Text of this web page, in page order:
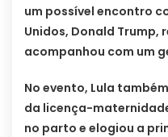
um possível encontro
Unidos, Donald Trump,
acompanhou com um
No evento, Lula
da licença-
no parto e elogiou a